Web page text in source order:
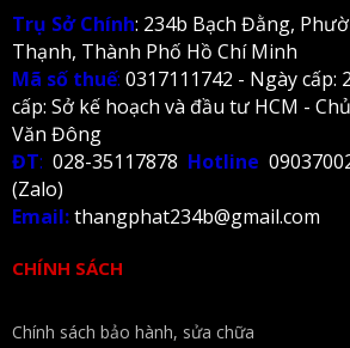
Trụ Sở Chính: 234b Bạch Đằng,
Thạnh, Thành Phố Hồ Chí Minh
Mã số thuế: 0317111742 - Ngày cấp:
cấp: Sở kế hoạch và đầu tư HCM -
Văn Đông
ĐT: 028-35117878 Hotline
(Zalo)
Email:thangphat234b@gmail.com
CHÍNH SÁCH
Chính sách bảo hành, sửa chữa